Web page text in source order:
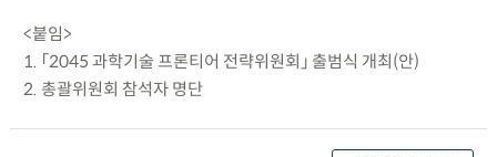
<붙임>
1. 「2045 과학기술 프론티어 전략위원회」 출범식 개최(안)
2. 총괄위원회 참석자 명단